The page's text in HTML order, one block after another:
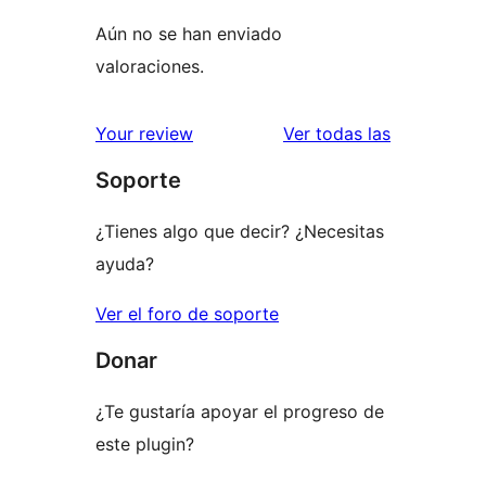
Aún no se han enviado
valoraciones.
Your review Ver todas las
Soporte
¿Tienes algo que decir? ¿Necesitas
ayuda?
Ver el foro de soporte
Donar
¿Te gustaría apoyar el progreso de
este plugin?